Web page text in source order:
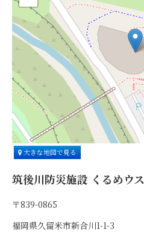
大きな地図で見る
筑後川防災施設 くるめウス
〒839-0865
福岡県久留米市新合川1-1-3